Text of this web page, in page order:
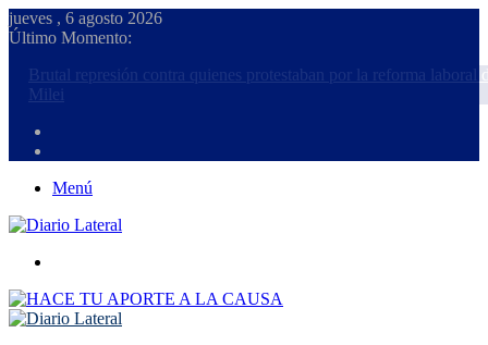
jueves , 6 agosto 2026
Último Momento:
Brutal represión contra quienes protestaban por la reforma laboral de
Milei
Menú